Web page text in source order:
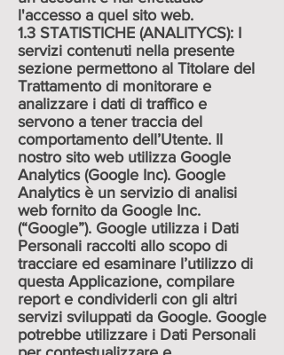
l'accesso a quel sito web.
1.3 STATISTICHE (ANALITYCS): I
servizi contenuti nella presente
sezione permettono al Titolare del
Trattamento di monitorare e
analizzare i dati di traffico e
servono a tener traccia del
comportamento dell’Utente. Il
nostro sito web utilizza Google
Analytics (Google Inc). Google
Analytics è un servizio di analisi
web fornito da Google Inc.
(“Google”). Google utilizza i Dati
Personali raccolti allo scopo di
tracciare ed esaminare l’utilizzo di
questa Applicazione, compilare
report e condividerli con gli altri
servizi sviluppati da Google. Google
potrebbe utilizzare i Dati Personali